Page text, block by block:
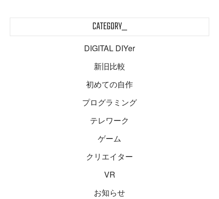
CATEGORY_
DIGITAL DIYer
新旧比較
初めての自作
プログラミング
テレワーク
ゲーム
クリエイター
VR
お知らせ